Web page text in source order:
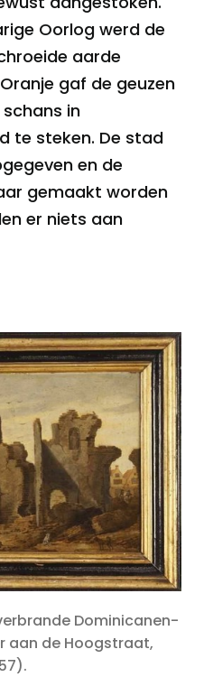
Oorlog werd de
aarde
gaf de geuzen
in
te steken. De stad
en de
gemaakt worden
er niets aan
Dominicanen-
aan de Hoogstraat,